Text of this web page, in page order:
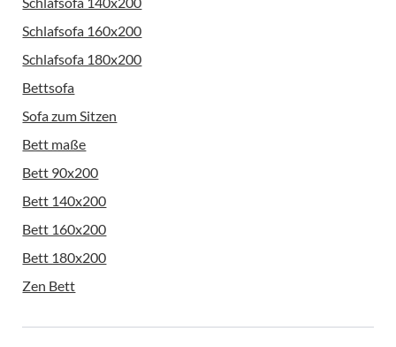
Schlafsofa 160x200
Schlafsofa 180x200
Bettsofa
Sofa zum Sitzen
Bett maße
Bett 90x200
Bett 140x200
Bett 160x200
Bett 180x200
Zen Bett